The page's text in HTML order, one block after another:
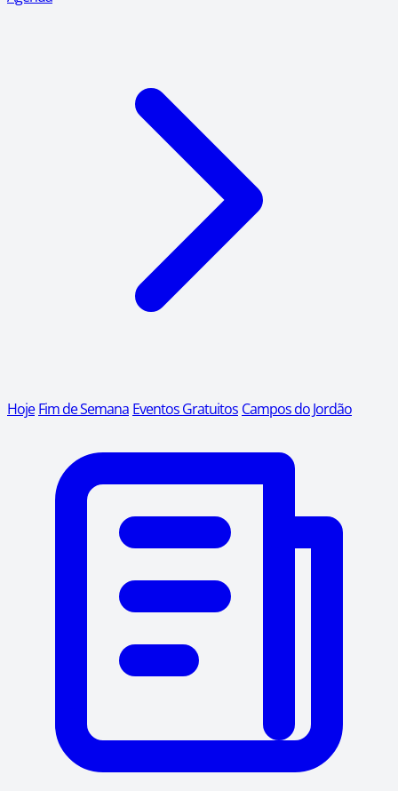
Hoje Fim de Semana Eventos Gratuitos Campos do Jordão